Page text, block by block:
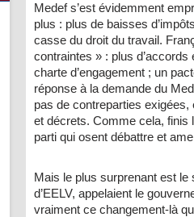
Medef s’est évidemment
plus : plus de baisses
casse du droit du travail.
contraintes » : plus
charte d’engagement ; un
réponse à la demande du
pas de contreparties exigées,
et décrets. Comme cela, finis
parti qui osent débattre et
Mais le plus surprenant est
d’EELV, appelaient le
vraiment ce changement-là